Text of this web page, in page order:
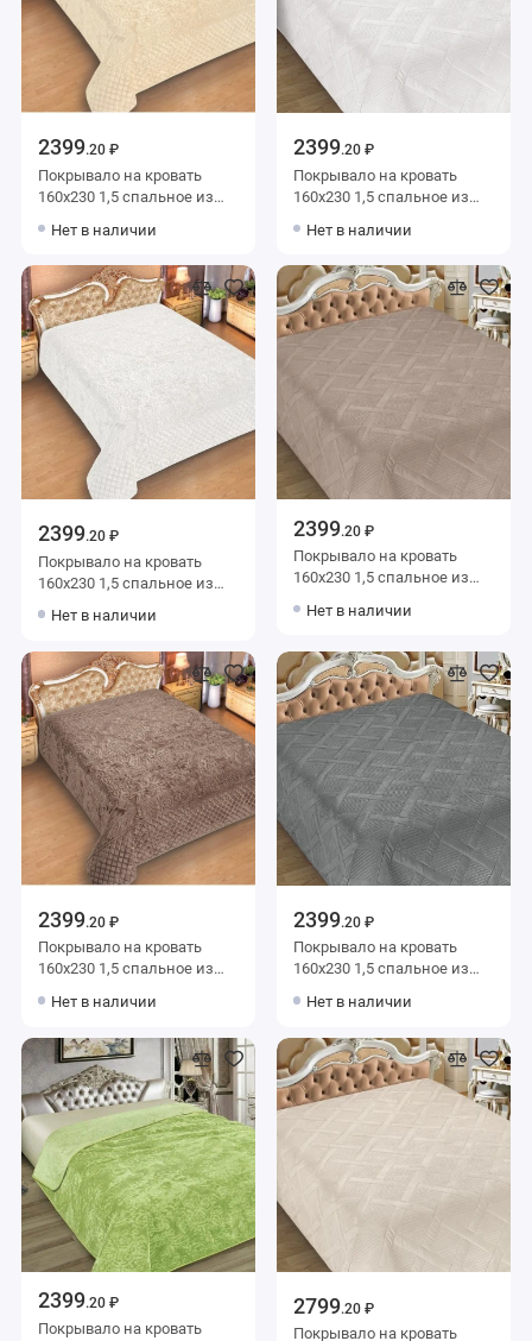
2399.20 ₽
Покрывало на кровать
160х230 1,5 спальное из
Орнамент Marianna
Нет в наличии
2399.20 ₽
Покрывало на кровать
160х230 1,5 спальное из
однотонное Marianna
Нет в наличии
2399.20 ₽
Покрывало на кровать
160х230 1,5 спальное из
Орнамент Marianna
Нет в наличии
2399.20 ₽
Покрывало на кровать
160х230 1,5 спальное из
коричневое однотонное
Нет в наличии
2399.20 ₽
Покрывало на кровать
160х230 1,5 спальное из
коричневое Орнамент
Нет в наличии
2399.20 ₽
Покрывало на кровать
160х230 1,5 спальное из
однотонное Marianna
Нет в наличии
2399.20 ₽
Покрывало на кровать
2799.20 ₽
Покрывало на кровать